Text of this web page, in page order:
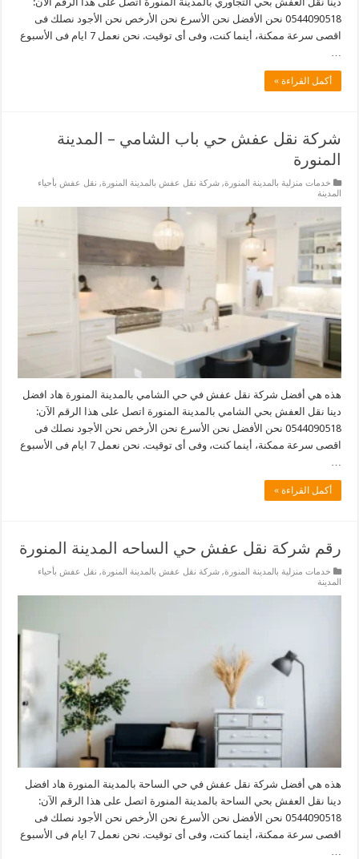
0544090518 نحن الأفضل نحن الأسرع نحن الأرخص نحن الأجود نصلك فى
اقصى سرعة ممكنة، أينما كنت، وفى أى توقيت. نحن نعمل 7 ايام فى الأسبوع
أكمل القراءة »
شركة نقل عفش حي باب الشامي – المدينة
المنورة
خدمات منزلية بالمدينة المنورة,شركة نقل عفش بالمدينة المنورة, نقل عفش بأحياء
المدينة
هذه هي أفضل شركة نقل عفش في حي الشامي بالمدينة المنورة هاد افضل
دينا نقل العفش بحي الشامي بالمدينة المنورة اتصل على هذا الرقم الآن:
0544090518 نحن الأفضل نحن الأسرع نحن الأرخص نحن الأجود نصلك فى
اقصى سرعة ممكنة، أينما كنت، وفى أى توقيت. نحن نعمل 7 ايام فى الأسبوع
…
أكمل القراءة »
رقم شركة نقل عفش حي الساحه المدينة المنورة
خدمات منزلية بالمدينة المنورة,شركة نقل عفش بالمدينة المنورة, نقل عفش بأحياء
المدينة
هذه هي أفضل شركة نقل عفش في حي الساحة بالمدينة المنورة هاد افضل
دينا نقل العفش بحي الساحة بالمدينة المنورة اتصل على هذا الرقم الآن:
0544090518 نحن الأفضل نحن الأسرع نحن الأرخص نحن الأجود نصلك فى
اقصى سرعة ممكنة، أينما كنت، وفى أى توقيت. نحن نعمل 7 ايام فى الأسبوع
…